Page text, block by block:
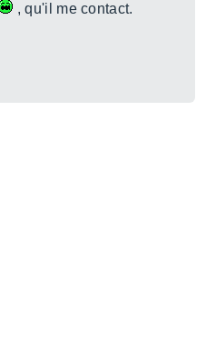
, qu'il me contact.